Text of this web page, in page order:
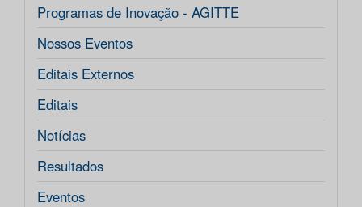
Programas de Inovação - AGITTE
Nossos Eventos
Editais Externos
Editais
Notícias
Resultados
Eventos